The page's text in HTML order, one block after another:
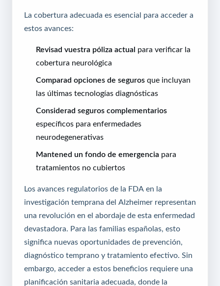
La cobertura adecuada es esencial para acceder a
estos avances:
Revisad vuestra póliza actual para verificar la
cobertura neurológica
Comparad opciones de seguros que incluyan
las últimas tecnologías diagnósticas
Considerad seguros complementarios
específicos para enfermedades
neurodegenerativas
Mantened un fondo de emergencia para
tratamientos no cubiertos
Los avances regulatorios de la FDA en la
investigación temprana del Alzheimer representan
una revolución en el abordaje de esta enfermedad
devastadora. Para las familias españolas, esto
significa nuevas oportunidades de prevención,
diagnóstico temprano y tratamiento efectivo. Sin
embargo, acceder a estos beneficios requiere una
planificación sanitaria adecuada, donde la